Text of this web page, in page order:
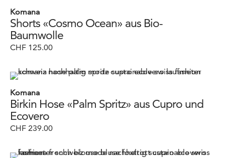
Bio (33)
Recycling (1) Schweizer
(1)
Schweizer Produktion (39) Vegan (20)
Komana
Shorts «Cosmo Ocean» aus Bio-
Baumwolle
CHF 125.00
Komana
Birkin Hose «Palm Spritz» aus Cupro und
Ecovero
CHF 239.00